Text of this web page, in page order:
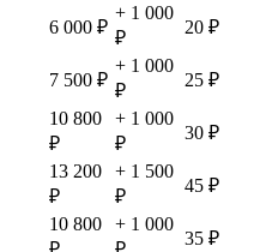
6 000 ₽
+ 1 000
₽
20 ₽
7 500 ₽
+ 1 000
₽
25 ₽
10 800
₽
+ 1 000
₽
30 ₽
13 200
₽
+ 1 500
₽
45 ₽
10 800
+ 1 000
35 ₽